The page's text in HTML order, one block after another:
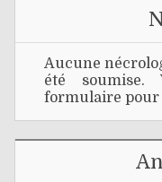
Aucune
été soumise.
formulaire pour